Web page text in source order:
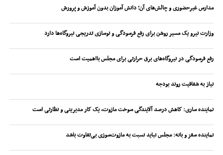
مدارس غیرحضوری و چالش‌های آن؛ دانش آموزان بدون آموزش و پرورش
وزارت نیرو یک مسیر روشن برای رفع فرسودگی و نوسازی تدریجی نیروگاه‌ها دارد
رفع فرسودگی در نیروگاه‌های برق حرارتی برای مجلس بااهمیت است
نیاز به شفافیت روند بودجه
نماینده ساری: کاهش درصد آلایندگی سوخت مازوت، یک کار مدیریتی و نظارتی است
نماینده سقز و بانه: مجلس نباید نسبت به مازوت‌سوزی بی‌تفاوت باشد